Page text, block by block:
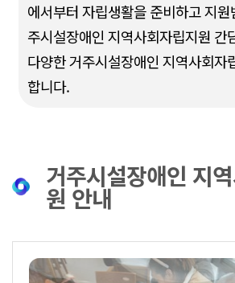
에서부터 자립생활을 준비하고 지원
주시설장애인 지역사회자립지원 간
다양한 거주시설장애인 지역사회자
합니다.
거주시설장애인 지
원 안내